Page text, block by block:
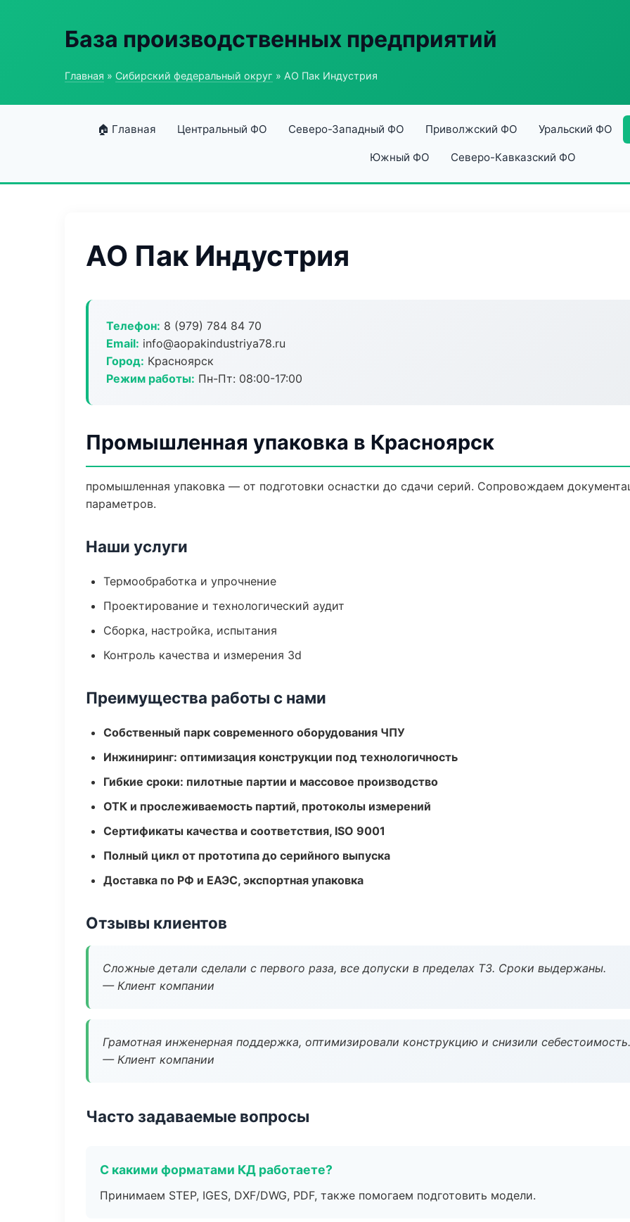
База производственных предприятий
Главная » Сибирский федеральный округ » АО Пак Индустрия
🏠 Главная Центральный ФО Северо-Западный ФО Приволжский ФО Уральский ФО
Южный ФО Северо-Кавказский ФО
АО Пак Индустрия
Телефон: 8 (979) 784 84 70
Email: info@aopakindustriya78.ru
Город: Красноярск
Режим работы: Пн-Пт: 08:00-17:00
Промышленная упаковка в Красноярск
промышленная упаковка — от подготовки оснастки до сдачи серий. Сопровождаем
параметров.
Наши услуги
Термообработка и упрочнение
Проектирование и технологический аудит
Сборка, настройка, испытания
Контроль качества и измерения 3d
Преимущества работы с нами
Собственный парк современного оборудования ЧПУ
Инжиниринг: оптимизация конструкции под технологичность
Гибкие сроки: пилотные партии и массовое производство
ОТК и прослеживаемость партий, протоколы измерений
Сертификаты качества и соответствия, ISO 9001
Полный цикл от прототипа до серийного выпуска
Доставка по РФ и ЕАЭС, экспортная упаковка
Отзывы клиентов
Сложные детали сделали с первого раза, все допуски в пределах ТЗ. Сроки выдержаны.
— Клиент компании
Грамотная инженерная поддержка, оптимизировали конструкцию и снизили себестоимость.
— Клиент компании
Часто задаваемые вопросы
С какими форматами КД работаете?
Принимаем STEP, IGES, DXF/DWG, PDF, также помогаем подготовить модели.